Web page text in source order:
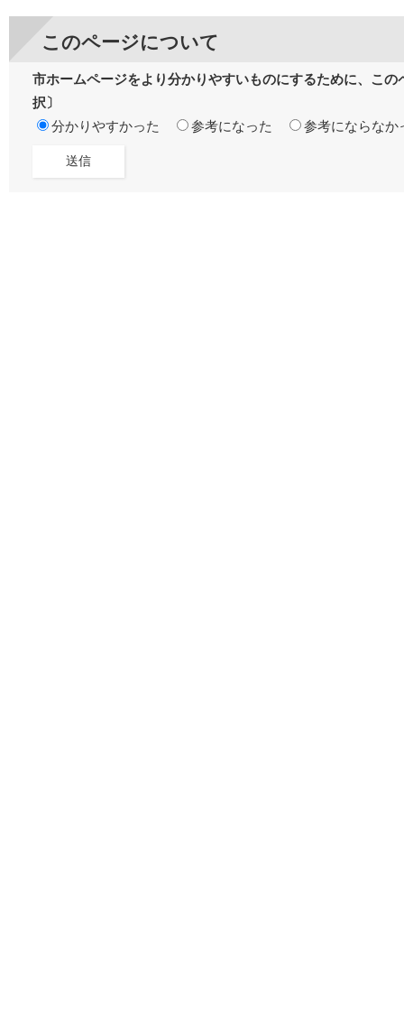
このページについて
市ホームページをより分かりやすいものにするために、こ
択〕
分かりやすかった
参考になった 参考にならなか